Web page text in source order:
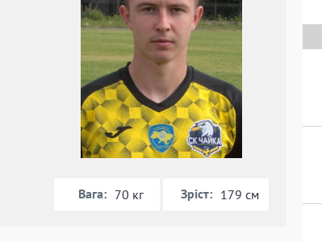
Вага: 70 кг Зріст: 179 см